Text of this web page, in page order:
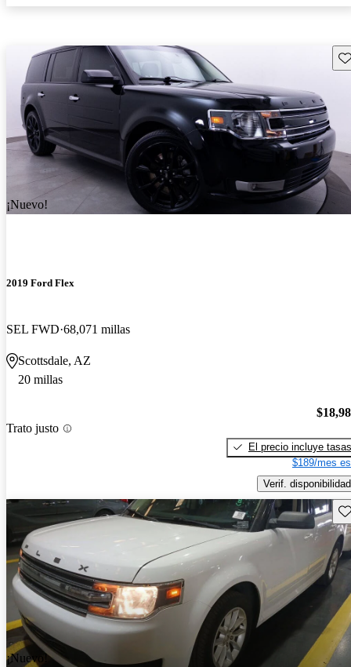
¡Nuevo!
2019 Ford Flex
SEL FWD 68,071 millas
Scottsdale, AZ
20 millas
Trato justo
El precio incluye tasas
$189/mes
Verif. disponibilidad
¡Nuevo!